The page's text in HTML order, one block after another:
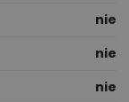
nie
nie
nie